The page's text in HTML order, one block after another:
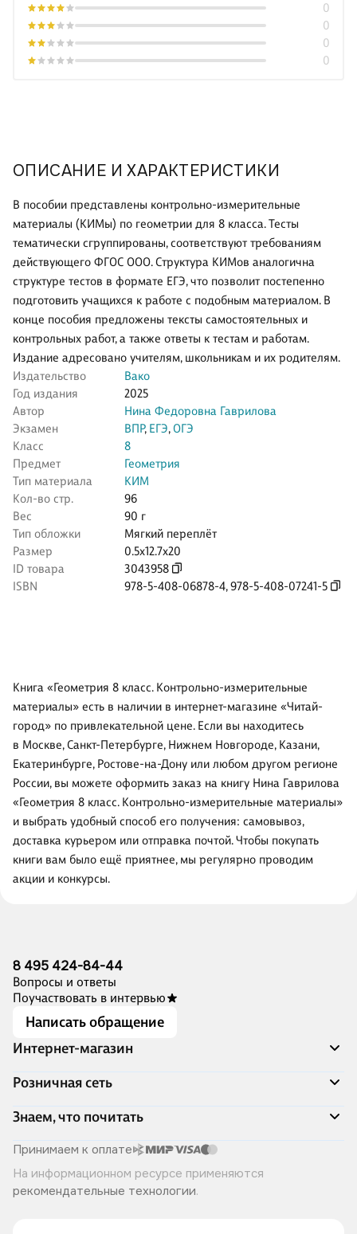
ОПИСАНИЕ И ХАРАКТЕРИСТИКИ
В пособии представлены контрольно-измерительные
материалы (КИМы) по геометрии для 8 класса. Тесты
тематически сгруппированы, соответствуют требованиям
действующего ФГОС ООО. Структура КИМов аналогична
структуре тестов в формате ЕГЭ, что позволит постепенно
подготовить учащихся к работе с подобным материалом. В
конце пособия предложены тексты самостоятельных и
контрольных работ, а также ответы к тестам и работам.
Издание адресовано учителям, школьникам и их родителям.
Издательство
Вако
Год издания
2025
Автор
Нина Федоровна Гаврилова
Экзамен
ВПР, ЕГЭ,ОГЭ
Класс
8
Предмет
Геометрия
Тип материала
КИМ
Кол-во стр.
96
Вес
90 г
Тип обложки
Мягкий переплёт
Размер
0.5x12.7x20
ID товара
3043958
ISBN
978-5-408-06878-4,978-5-408-07241-5
0
0
0
0
Книга «Геометрия 8 класс. Контрольно-измерительные
материалы» есть в наличии в интернет-магазине «Читай-
город» по привлекательной цене. Если вы находитесь
в Москве, Санкт-Петербурге, Нижнем Новгороде, Казани,
Екатеринбурге, Ростове-на-Дону или любом другом регионе
России, вы можете оформить заказ на книгу Нина Гаврилова
«Геометрия 8 класс. Контрольно-измерительные материалы»
и выбрать удобный способ его получения: самовывоз,
доставка курьером или отправка почтой. Чтобы покупать
книги вам было ещё приятнее, мы регулярно проводим
акции и конкурсы.
8 495 424-84-44
Вопросы и ответы
Поучаствовать в интервью
Написать обращение
Интернет-магазин
Акции
Доставка и оплата
Программа лояльности
Подарочные сертификаты
Правила продажи
Политика конфиденциальности
Розничная сеть
Адреса магазинов
Книжный Дозор
О компании
Читай-город для бизнеса
Хотите у нас работать?
Знаем, что почитать
Скоро в продаже
Лучшие из лучших
Читай-журнал
Принимаем к оплате
На информационном ресурсе применяются
рекомендательные технологии.